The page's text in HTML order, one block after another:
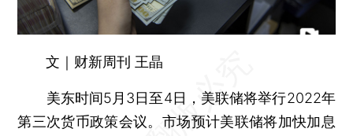
文｜财新周刊 王晶
美东时间5月3日至4日，美联储将举行2022年
第三次货币政策会议。市场预计美联储将加快加息